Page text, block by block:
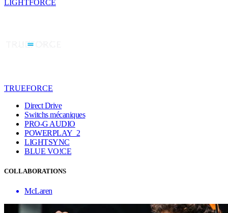
LIGHTFORCE
TRUEFORCE
Direct Drive
Switchs mécaniques
PRO-G AUDIO
POWERPLAY 2
LIGHTSYNC
BLUE VO!CE
COLLABORATIONS
McLaren